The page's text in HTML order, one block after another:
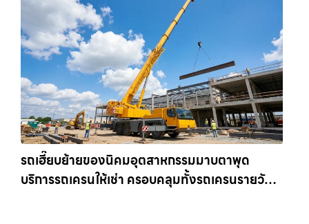
รถเฮี๊ยบย้ายของนิคมอุตสาหกรรมมาบตาพุด
บริการรถเครนให้เช่า ครอบคลุมทั้งรถเครนรายวัน